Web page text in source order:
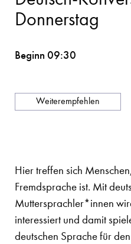
Donnerstag
Beginn 09:30
Weiterempfehlen
Hier treffen sich
Fremdsprache ist. Mit
Muttersprachler*innen
interessiert und damit
deutschen Sprache für